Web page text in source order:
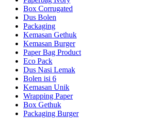
Box Corrugated
Dus Bolen
Packaging
Kemasan Gethuk
Kemasan Burger
Paper Bag Product
Eco Pack
Dus Nasi Lemak
Bolen isi 6
Kemasan Unik
Wrapping Paper
Box Gethuk
Packaging Burger